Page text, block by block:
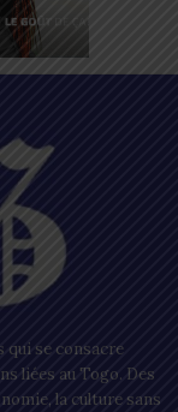
qui se consacre
liées au Togo. Des
la culture sans